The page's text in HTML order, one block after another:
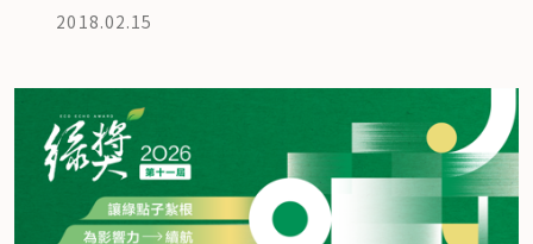
2018.02.15